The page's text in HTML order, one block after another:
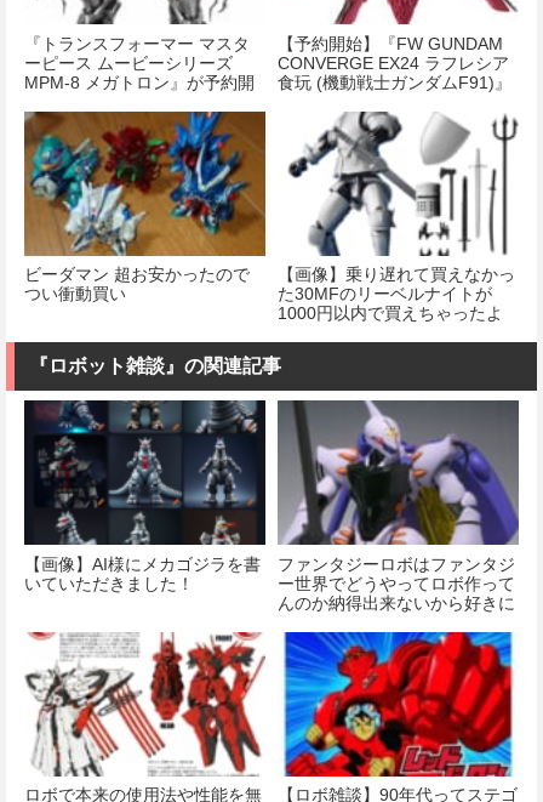
『トランスフォーマー マスタ
ーピース ムービーシリーズ
MPM-8 メガトロン』が予約開
【予約開始】『FW GUNDAM
CONVERGE EX24 ラフレシア
食玩 (機動戦士ガンダムF91)』
ビーダマン 超お安かったので
つい衝動買い
【画像】乗り遅れて買えなかっ
た30MFのリーベルナイトが
1000円以内で買えちゃったよ
『ロボット雑談』の関連記事
【画像】AI様にメカゴジラを書
いていただきました！
ファンタジーロボはファンタジ
ー世界でどうやってロボ作って
んのか納得出来ないから好きに
ロボで本来の使用法や性能を無 【ロボ雑談】90年代ってステゴ